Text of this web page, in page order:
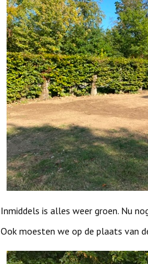
Inmiddels is alles weer groen. Nu
Ook moesten we op de plaats van